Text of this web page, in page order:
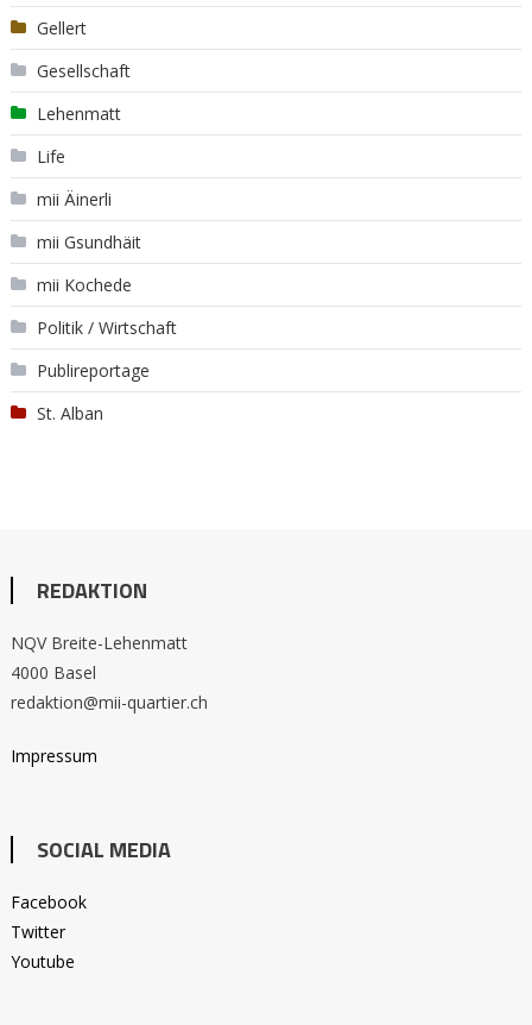
Gellert
Gesellschaft
Lehenmatt
Life
mii Äinerli
mii Gsundhäit
mii Kochede
Politik / Wirtschaft
Publireportage
St. Alban
REDAKTION
NQV Breite-Lehenmatt
4000 Basel
redaktion@mii-quartier.ch
Impressum
SOCIAL MEDIA
Facebook
Twitter
Youtube